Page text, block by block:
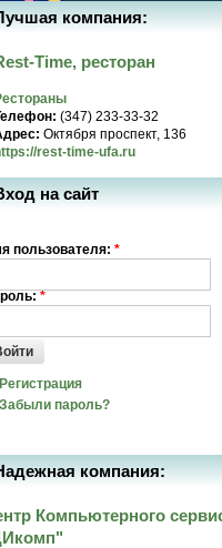
компания:
Time, ресторан
(347) 233-33-32
Октября проспект, 136
rest-time-ufa.ru
на сайт
пользователя: *
*
Регистрация
Забыли пароль?
компания:
Компьютерного